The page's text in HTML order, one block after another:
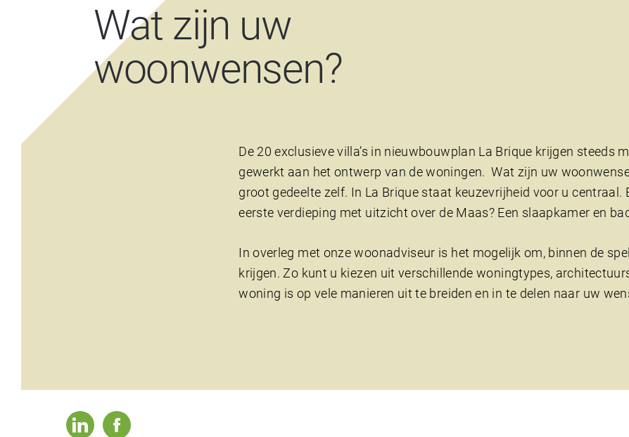
Wat zijn uw
woonwensen?
De 20 exclusieve villa’s in nieuwbouwplan La Brique krijgen steeds
gewerkt aan het ontwerp van de woningen. Wat zijn uw
groot gedeelte zelf. In La Brique staat keuzevrijheid voor u centraal.
eerste verdieping met uitzicht over de Maas? Een slaapkamer en
In overleg met onze woonadviseur is het mogelijk om, binnen de
krijgen. Zo kunt u kiezen uit verschillende woningtypes,
woning is op vele manieren uit te breiden en in te delen naar uw
linkedinfacebook